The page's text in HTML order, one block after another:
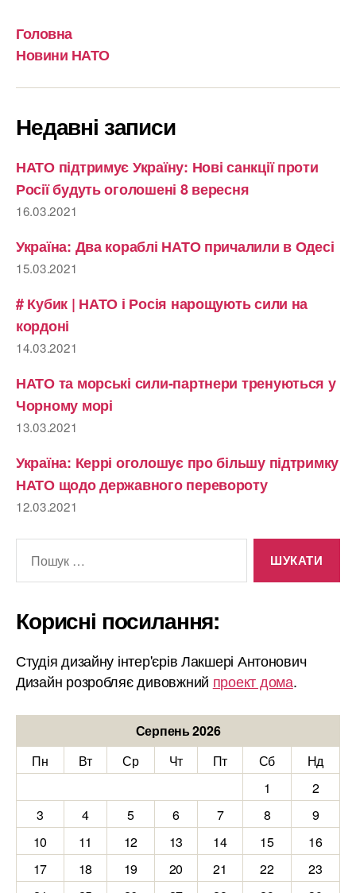
Головна
Новини НАТО
Недавні записи
НАТО підтримує Україну: Нові санкції проти
Росії будуть оголошені 8 вересня
16.03.2021
Україна: Два кораблі НАТО причалили в Одесі
15.03.2021
# Кубик | НАТО і Росія нарощують сили на
кордоні
14.03.2021
НАТО та морські сили-партнери тренуються у
Чорному морі
13.03.2021
Україна: Керрі оголошує про більшу підтримку
НАТО щодо державного перевороту
12.03.2021
Корисні посилання:
Студія дизайну інтер'єрів Лакшері Антонович
Дизайн розробляє дивовжний проект дома.
Серпень 2026
Пн
Вт Ср Чт Пт Сб
Нд
1
2
3
4 5 6 7 8
9
10
11 12 13 14 15
16
17
18 19 20 21 22
23